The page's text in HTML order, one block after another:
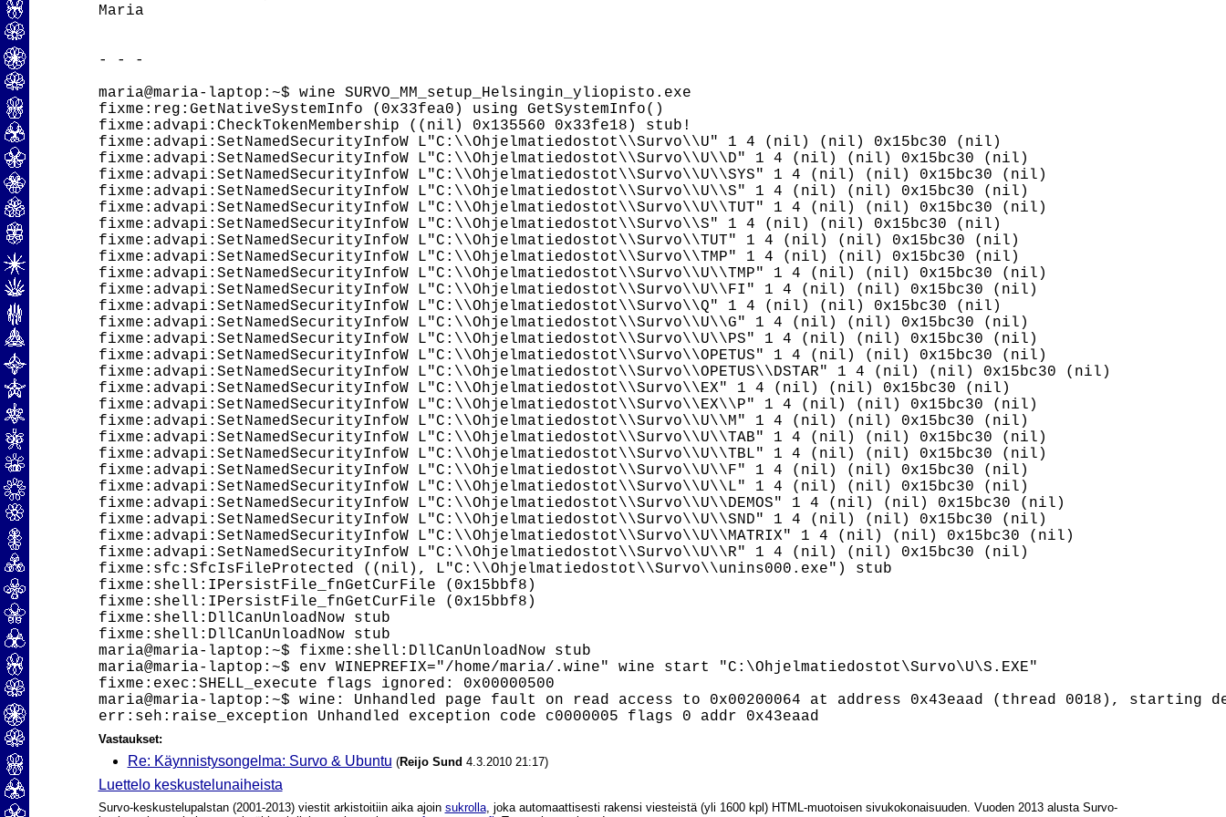
Maria
- - -
maria@maria-laptop:~$ wine SURVO_MM_setup_Helsingin_yliopisto.exe
fixme:reg:GetNativeSystemInfo (0x33fea0) using GetSystemInfo()
fixme:advapi:CheckTokenMembership ((nil) 0x135560 0x33fe18) stub!
fixme:advapi:SetNamedSecurityInfoW L"C:\\Ohjelmatiedostot\\Survo\\U" 1 4 (nil) (nil) 0x15bc30 (nil)
fixme:advapi:SetNamedSecurityInfoW L"C:\\Ohjelmatiedostot\\Survo\\U\\D" 1 4 (nil) (nil) 0x15bc30 (nil)
fixme:advapi:SetNamedSecurityInfoW L"C:\\Ohjelmatiedostot\\Survo\\U\\SYS" 1 4 (nil) (nil) 0x15bc30 (nil)
fixme:advapi:SetNamedSecurityInfoW L"C:\\Ohjelmatiedostot\\Survo\\U\\S" 1 4 (nil) (nil) 0x15bc30 (nil)
fixme:advapi:SetNamedSecurityInfoW L"C:\\Ohjelmatiedostot\\Survo\\U\\TUT" 1 4 (nil) (nil) 0x15bc30 (nil)
fixme:advapi:SetNamedSecurityInfoW L"C:\\Ohjelmatiedostot\\Survo\\S" 1 4 (nil) (nil) 0x15bc30 (nil)
fixme:advapi:SetNamedSecurityInfoW L"C:\\Ohjelmatiedostot\\Survo\\TUT" 1 4 (nil) (nil) 0x15bc30 (nil)
fixme:advapi:SetNamedSecurityInfoW L"C:\\Ohjelmatiedostot\\Survo\\TMP" 1 4 (nil) (nil) 0x15bc30 (nil)
fixme:advapi:SetNamedSecurityInfoW L"C:\\Ohjelmatiedostot\\Survo\\U\\TMP" 1 4 (nil) (nil) 0x15bc30 (nil)
fixme:advapi:SetNamedSecurityInfoW L"C:\\Ohjelmatiedostot\\Survo\\U\\FI" 1 4 (nil) (nil) 0x15bc30 (nil)
fixme:advapi:SetNamedSecurityInfoW L"C:\\Ohjelmatiedostot\\Survo\\Q" 1 4 (nil) (nil) 0x15bc30 (nil)
fixme:advapi:SetNamedSecurityInfoW L"C:\\Ohjelmatiedostot\\Survo\\U\\G" 1 4 (nil) (nil) 0x15bc30 (nil)
fixme:advapi:SetNamedSecurityInfoW L"C:\\Ohjelmatiedostot\\Survo\\U\\PS" 1 4 (nil) (nil) 0x15bc30 (nil)
fixme:advapi:SetNamedSecurityInfoW L"C:\\Ohjelmatiedostot\\Survo\\OPETUS" 1 4 (nil) (nil) 0x15bc30 (nil)
fixme:advapi:SetNamedSecurityInfoW L"C:\\Ohjelmatiedostot\\Survo\\OPETUS\\DSTAR" 1 4 (nil) (nil) 0x15bc30 (nil)
fixme:advapi:SetNamedSecurityInfoW L"C:\\Ohjelmatiedostot\\Survo\\EX" 1 4 (nil) (nil) 0x15bc30 (nil)
fixme:advapi:SetNamedSecurityInfoW L"C:\\Ohjelmatiedostot\\Survo\\EX\\P" 1 4 (nil) (nil) 0x15bc30 (nil)
fixme:advapi:SetNamedSecurityInfoW L"C:\\Ohjelmatiedostot\\Survo\\U\\M" 1 4 (nil) (nil) 0x15bc30 (nil)
fixme:advapi:SetNamedSecurityInfoW L"C:\\Ohjelmatiedostot\\Survo\\U\\TAB" 1 4 (nil) (nil) 0x15bc30 (nil)
fixme:advapi:SetNamedSecurityInfoW L"C:\\Ohjelmatiedostot\\Survo\\U\\TBL" 1 4 (nil) (nil) 0x15bc30 (nil)
fixme:advapi:SetNamedSecurityInfoW L"C:\\Ohjelmatiedostot\\Survo\\U\\F" 1 4 (nil) (nil) 0x15bc30 (nil)
fixme:advapi:SetNamedSecurityInfoW L"C:\\Ohjelmatiedostot\\Survo\\U\\L" 1 4 (nil) (nil) 0x15bc30 (nil)
fixme:advapi:SetNamedSecurityInfoW L"C:\\Ohjelmatiedostot\\Survo\\U\\DEMOS" 1 4 (nil) (nil) 0x15bc30 (nil)
fixme:advapi:SetNamedSecurityInfoW L"C:\\Ohjelmatiedostot\\Survo\\U\\SND" 1 4 (nil) (nil) 0x15bc30 (nil)
fixme:advapi:SetNamedSecurityInfoW L"C:\\Ohjelmatiedostot\\Survo\\U\\MATRIX" 1 4 (nil) (nil) 0x15bc30 (nil)
fixme:advapi:SetNamedSecurityInfoW L"C:\\Ohjelmatiedostot\\Survo\\U\\R" 1 4 (nil) (nil) 0x15bc30 (nil)
fixme:sfc:SfcIsFileProtected ((nil), L"C:\\Ohjelmatiedostot\\Survo\\unins000.exe") stub
fixme:shell:IPersistFile_fnGetCurFile (0x15bbf8)
fixme:shell:IPersistFile_fnGetCurFile (0x15bbf8)
fixme:shell:DllCanUnloadNow stub
fixme:shell:DllCanUnloadNow stub
maria@maria-laptop:~$ fixme:shell:DllCanUnloadNow stub
maria@maria-laptop:~$ env WINEPREFIX="/home/maria/.wine" wine start "C:\Ohjelmatiedostot\Survo\U\S.EXE"
fixme:exec:SHELL_execute flags ignored: 0x00000500
maria@maria-laptop:~$ wine: Unhandled page fault on read access to 0x00200064 at address 0x43eaad (thread 0018), starting
Vastaukset:
Re: Käynnistysongelma: Survo & Ubuntu (Reijo Sund 4.3.2010 21:17)
Luettelo keskustelunaiheista
Survo-keskustelupalstan (2001-2013) viestit arkistoitiin aika ajoin sukrolla, joka automaattisesti rakensi viesteistä (yli 1600 kpl) HTML-muotoisen sivukokonaisuuden. Vuoden 2013 alusta Survo-